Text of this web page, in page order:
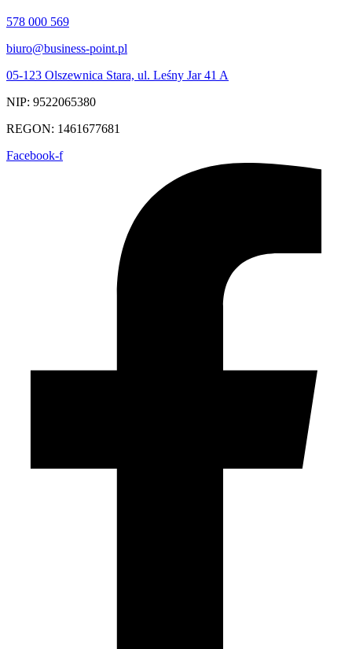
578 000 569
biuro@business-point.pl
05-123 Olszewnica Stara, ul. Leśny Jar 41 A
NIP: 9522065380
REGON: 1461677681
Facebook-f